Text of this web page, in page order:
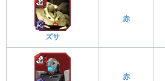
ズサ
赤
赤